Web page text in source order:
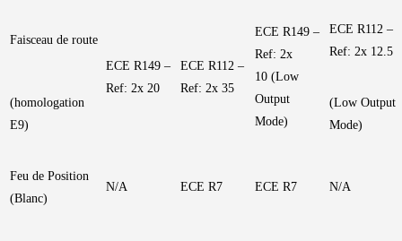
Faisceau de route
ECE R149 –
Ref: 2x 20
ECE R112 –
Ref: 2x 35
ECE R149 –
Ref: 2x
10 (Low
Output
Mode)
ECE R112 –
Ref: 2x 12.5
(homologation
E9)
(Low Output
Mode)
Feu de Position
(Blanc)
N/A ECE R7 ECE R7 N/A